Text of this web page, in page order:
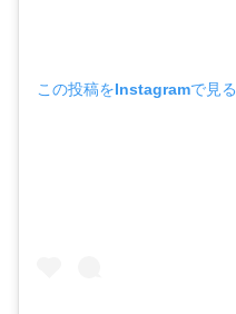
この投稿をInstagramで見る